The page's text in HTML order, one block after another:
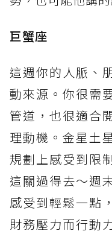
巨蟹座
這週你的人脈、
動來源。你很需
管道，也很適合
理動機。金星土
規劃上感受到限
這關過得去～週
感受到輕鬆一點
財務壓力而行動